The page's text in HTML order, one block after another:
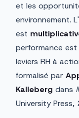
et les
environnement.
est
performance est
leviers RH à
formalisé par
Kalleberg dans
University Press,